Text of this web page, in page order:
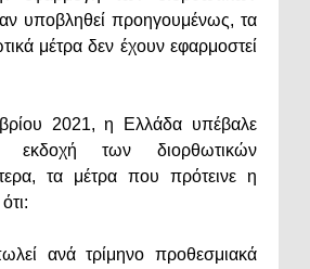
υποβληθεί προηγουμένως, τα
μέτρα δεν έχουν εφαρμοστεί
2021, η Ελλάδα υπέβαλε
εκδοχή των διορθωτικών
τα μέτρα που πρότεινε η
ανά τρίμηνο προθεσμιακά